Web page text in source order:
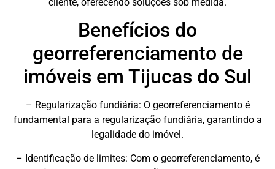
Benefícios do
georreferenciamento de
imóveis em Tijucas do Sul
– Regularização fundiária: O georreferenciamento é
fundamental para a regularização fundiária, garantindo a
legalidade do imóvel.
– Identificação de limites: Com o georreferenciamento, é